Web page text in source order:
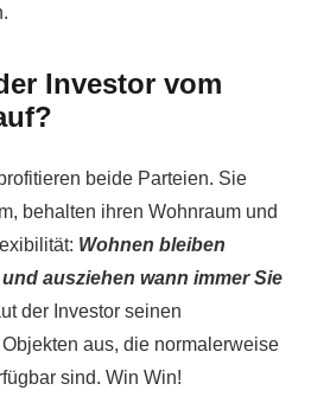
Investor vom
beide Parteien. Sie
behalten ihren Wohnraum und
Wohnen bleiben
ausziehen wann immer Sie
der Investor seinen
aus, die normalerweise
sind. Win Win!